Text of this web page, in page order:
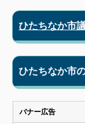
ひたちなか市
ひたちなか市
バナー広告